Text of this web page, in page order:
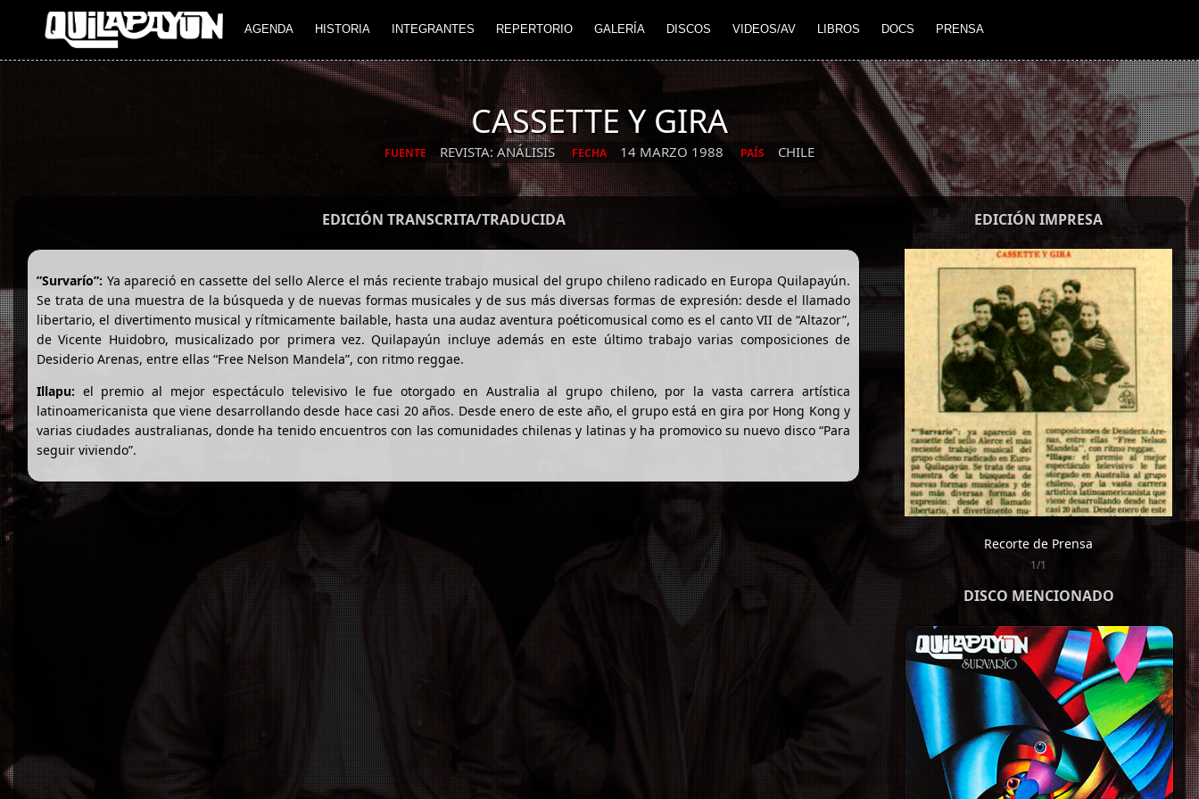
AGENDA HISTORIA INTEGRANTES REPERTORIO GALERÍA DISCOS VIDEOS/AV LIBROS DOCS PRENSA
CASSETTE Y GIRA
FUENTE REVISTA: ANÁLISIS FECHA 14 MARZO 1988 PAÍS CHILE
EDICIÓN TRANSCRITA/TRADUCIDA
”Survarío”: Ya apareció en cassette del sello Alerce el más reciente trabajo musical del grupo chileno radicado en Europa Quilapayún.
Se trata de una muestra de la búsqueda y de nuevas formas musicales y de sus más diversas formas de expresión: desde el llamado
libertario, el divertimento musical y rítmicamente bailable, hasta una audaz aventura poéticomusical como es el canto VII de “Altazor”,
de Vicente Huidobro, musicalizado por primera vez. Quilapayún incluye además en este último trabajo varias composiciones de
Desiderio Arenas, entre ellas “Free Nelson Mandela”, con ritmo reggae.
Illapu: el premio al mejor espectáculo televisivo le fue otorgado en Australia al grupo chileno, por la vasta carrera artística
latinoamericanista que viene desarrollando desde hace casi 20 años. Desde enero de este año, el grupo está en gira por Hong Kong y
varias ciudades australianas, donde ha tenido encuentros con las comunidades chilenas y latinas y ha promovico su nuevo disco “Para
seguir viviendo”.
EDICIÓN IMPRESA
Recorte de Prensa
1/1
DISCO MENCIONADO